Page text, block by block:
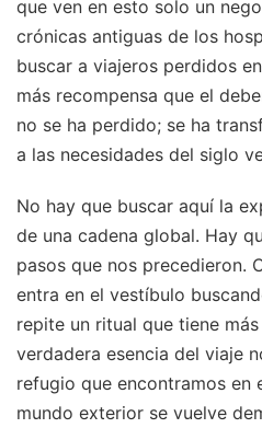
que ven en esto solo un
crónicas antiguas de los
buscar a viajeros perdidos
más recompensa que el
no se ha perdido; se ha
a las necesidades del siglo
No hay que buscar aquí la
de una cadena global. Hay
pasos que nos precedieron.
entra en el vestíbulo
repite un ritual que tiene
verdadera esencia del viaje
refugio que encontramos en
mundo exterior se vuelve